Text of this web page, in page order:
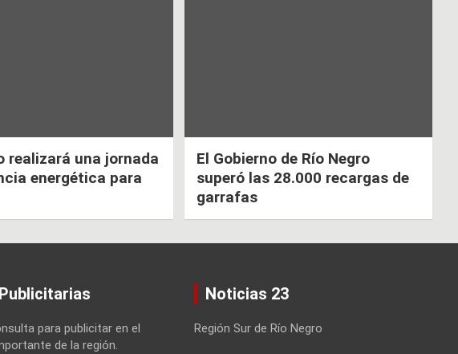
realizará una jornada
energética para
El Gobierno de Río Negro
superó las 28.000 recargas de
garrafas
para publicitar en el
de la región.
Noticias 23
Región Sur de Río Negro